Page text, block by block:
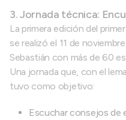
3. Jornada técnica:
La primera edición del primer
se realizó el 11 de
Sebastián con más de 60
Una jornada que, con el
tuvo como objetivo:
Escuchar consejos de